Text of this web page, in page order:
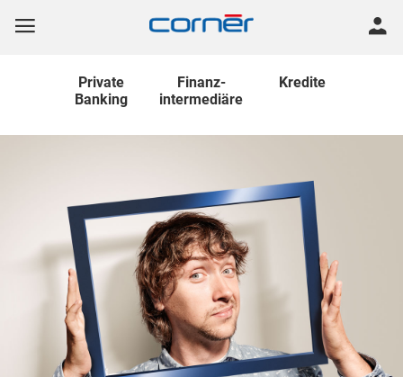
Private
Banking
Finanz-
intermediäre
Kredite